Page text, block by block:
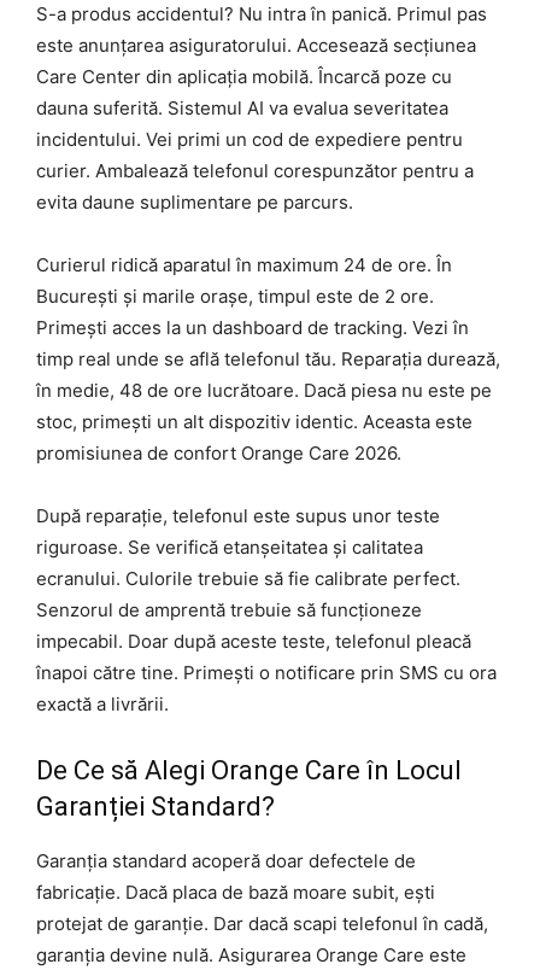
S-a produs accidentul? Nu intra în panică. Primul pas
este anunțarea asiguratorului. Accesează secțiunea
Care Center din aplicația mobilă. Încarcă poze cu
dauna suferită. Sistemul AI va evalua severitatea
incidentului. Vei primi un cod de expediere pentru
curier. Ambalează telefonul corespunzător pentru a
evita daune suplimentare pe parcurs.
Curierul ridică aparatul în maximum 24 de ore. În
București și marile orașe, timpul este de 2 ore.
Primești acces la un dashboard de tracking. Vezi în
timp real unde se află telefonul tău. Reparația durează,
în medie, 48 de ore lucrătoare. Dacă piesa nu este pe
stoc, primești un alt dispozitiv identic. Aceasta este
promisiunea de confort Orange Care 2026.
După reparație, telefonul este supus unor teste
riguroase. Se verifică etanșeitatea și calitatea
ecranului. Culorile trebuie să fie calibrate perfect.
Senzorul de amprentă trebuie să funcționeze
impecabil. Doar după aceste teste, telefonul pleacă
înapoi către tine. Primești o notificare prin SMS cu ora
exactă a livrării.
De Ce să Alegi Orange Care în Locul
Garanției Standard?
Garanția standard acoperă doar defectele de
fabricație. Dacă placa de bază moare subit, ești
protejat de garanție. Dar dacă scapi telefonul în cadă,
garanția devine nulă. Asigurarea Orange Care este